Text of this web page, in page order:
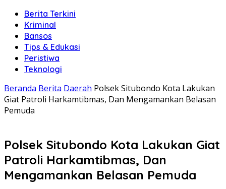
Berita Terkini
Kriminal
Bansos
Tips & Edukasi
Peristiwa
Teknologi
Beranda Berita Daerah Polsek Situbondo Kota Lakukan
Giat Patroli Harkamtibmas, Dan Mengamankan Belasan
Pemuda
Polsek Situbondo Kota Lakukan Giat
Patroli Harkamtibmas, Dan
Mengamankan Belasan Pemuda